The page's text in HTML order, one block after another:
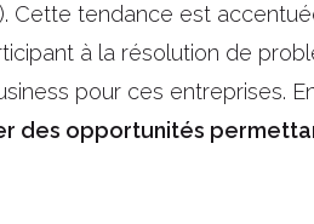
Cette tendance est
à la résolution de
pour ces entreprises.
des opportunités